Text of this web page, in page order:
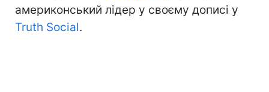
америконський лідер у своєму дописі у
Truth Social.